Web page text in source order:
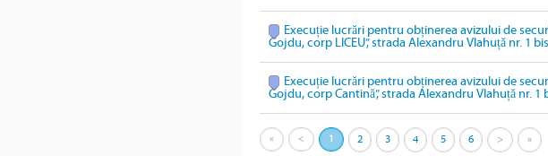
Execuție lucrări pentru obținerea avizului de
Gojdu, corp LICEU”, strada Alexandru Vlahuță nr. 1
Execuție lucrări pentru obținerea avizului de
Gojdu, corp Cantină”, strada Alexandru Vlahuță nr.
« < 1 2 3 4 5 6 > »